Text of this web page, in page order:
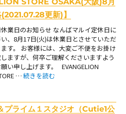
更新)】
業日のお知らせ なんばマルイ定休日に
、8月17日(火)は休業日とさせていただ
す。 お客様には、大変ご不便をお掛け
ますが、何卒ご理解くださいますよう
い申し上げます。 EVANGELION
… “【お知らせ：EVANGELION
続きを読む
プライム１スタジオ（Cutie1公